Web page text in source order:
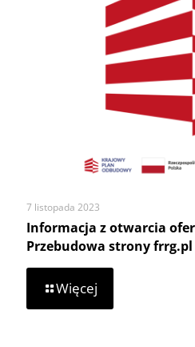
celu
oszacowania
kosztów
przygotowania
dostawy
obiadów
szkołom
7 listopada 2023
Informacja z otwarcia
Przebudowa strony frrg.pl
Więcej
Informacja